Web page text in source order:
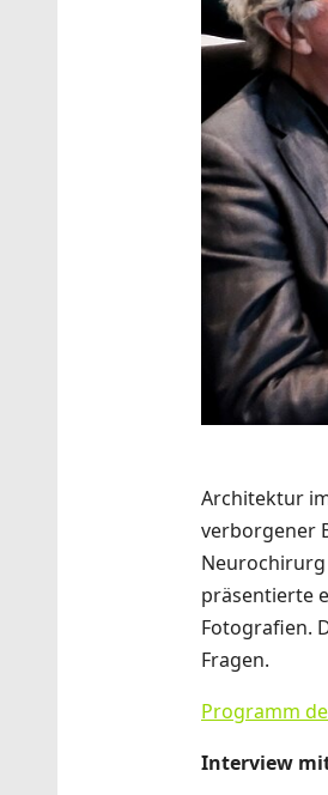
Architektur
verborgener
präsentierte
Fotografien.
Fragen.
Programm
Interview